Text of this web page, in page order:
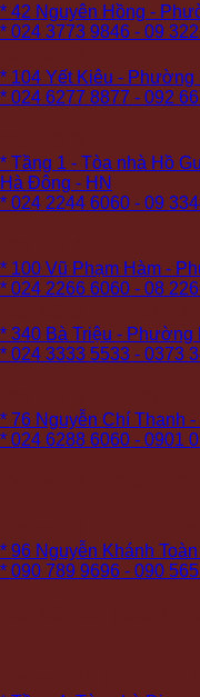
* 42 Nguyên Hồng -
* 024 3773 9846 - 09
* 104 Yết Kiêu - Phường
* 024 6277 8877 - 092
* Tầng 1 - Tòa nhà Hồ
Hà Đông - HN
* 024 2244 6060 - 09
* 100 Vũ Phạm Hàm -
* 024 2266 6060 - 08
* 340 Bà Triệu - Phường
* 024 3333 5533 - 0373
* 76 Nguyễn Chí Thanh
* 024 6288 6060 - 0901
* 96 Nguyễn Khánh
* 090 789 9696 - 090